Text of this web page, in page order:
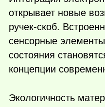
открывает новые
ручек-скоб.
сенсорные
состояния
концепции
Экологичность